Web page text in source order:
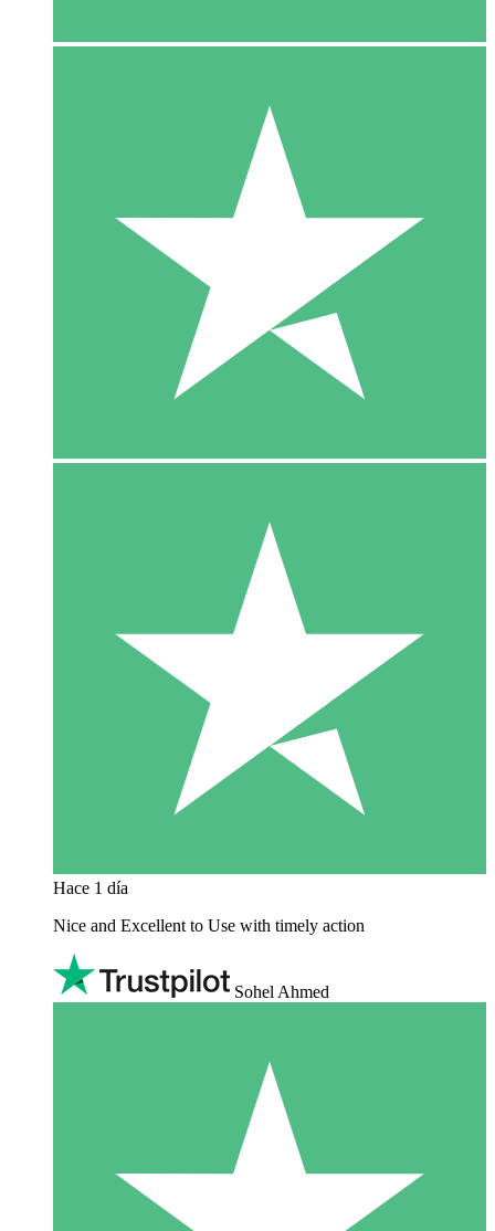
Hace 1 día
Nice and Excellent to Use with timely action
Sohel Ahmed